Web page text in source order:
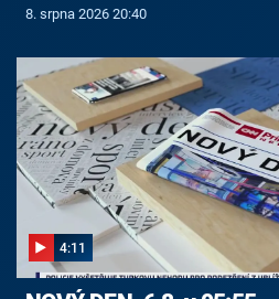
8. srpna 2026 20:40
4:11